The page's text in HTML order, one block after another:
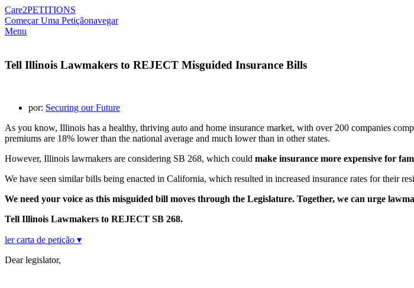
Care2PETITIONS
Começar Uma Petiçãonavegar
Menu
Tell Illinois Lawmakers to REJECT Misguided Insurance Bills
por: Securing our Future
As you know, Illinois has a healthy, thriving auto and home insurance market, with over 200 companies
premiums are 18% lower than the national average and much lower than in other states.
However, Illinois lawmakers are considering SB 268, which could make insurance more expensive for
We have seen similar bills being enacted in California, which resulted in increased insurance rates for their
We need your voice as this misguided bill moves through the Legislature. Together, we can urge
Tell Illinois Lawmakers to REJECT SB 268.
ler carta de petição ▾
Dear legislator,